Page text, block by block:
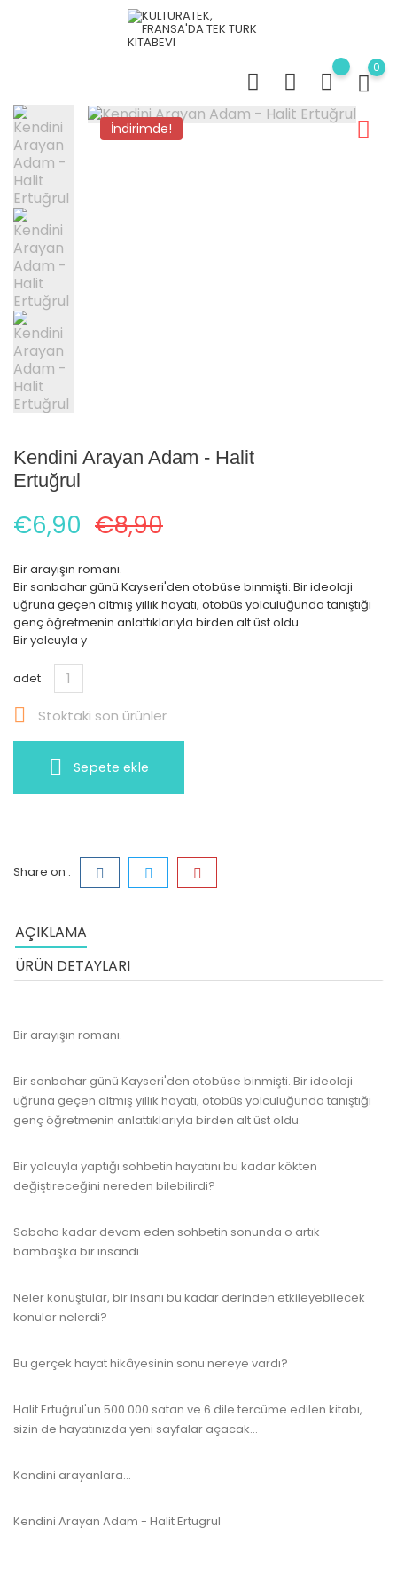
0
İndirimde!
Kendini Arayan Adam - Halit
Ertuğrul
€6,90 €8,90
Bir arayışın romanı.
Bir sonbahar günü Kayseri'den otobüse binmişti. Bir ideoloji
uğruna geçen altmış yıllık hayatı, otobüs yolculuğunda tanıştığı
genç öğretmenin anlattıklarıyla birden alt üst oldu.
Bir yolcuyla y
adet
 Stoktaki son ürünler
Sepete ekle
Share on :
AÇIKLAMA
ÜRÜN DETAYLARI
Bir arayışın romanı.
Bir sonbahar günü Kayseri'den otobüse binmişti. Bir ideoloji
uğruna geçen altmış yıllık hayatı, otobüs yolculuğunda tanıştığı
genç öğretmenin anlattıklarıyla birden alt üst oldu.
Bir yolcuyla yaptığı sohbetin hayatını bu kadar kökten
değiştireceğini nereden bilebilirdi?
Sabaha kadar devam eden sohbetin sonunda o artık
bambaşka bir insandı.
Neler konuştular, bir insanı bu kadar derinden etkileyebilecek
konular nelerdi?
Bu gerçek hayat hikâyesinin sonu nereye vardı?
Halit Ertuğrul'un 500 000 satan ve 6 dile tercüme edilen kitabı,
sizin de hayatınızda yeni sayfalar açacak...
Kendini arayanlara...
Kendini Arayan Adam - Halit Ertugrul